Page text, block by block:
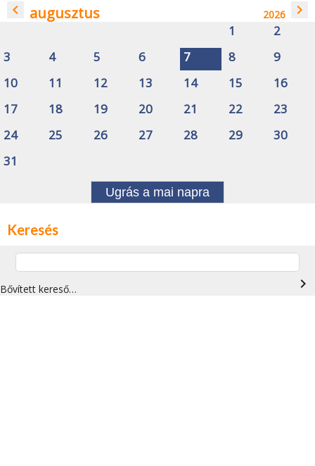
navigate_before augusztus 2026 navigate_next
1
2
3
4 5 6 7 8
9
10
11 12 13 14 15
16
17
18 19 20 21 22
23
24
25 26 27 28 29
30
31
Ugrás a mai napra
Keresés
Bővített kereső… navigate_next